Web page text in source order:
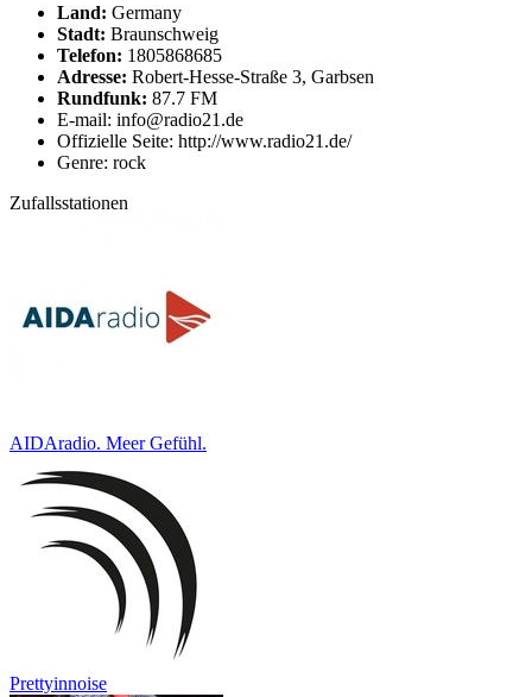
Land: Germany
Stadt: Braunschweig
Telefon: 1805868685
Adresse: Robert-Hesse-Straße 3, Garbsen
Rundfunk: 87.7 FM
E-mail: info@radio21.de
Offizielle Seite: http://www.radio21.de/
Genre: rock
Zufallsstationen
AIDAradio. Meer Gefühl.
Prettyinnoise